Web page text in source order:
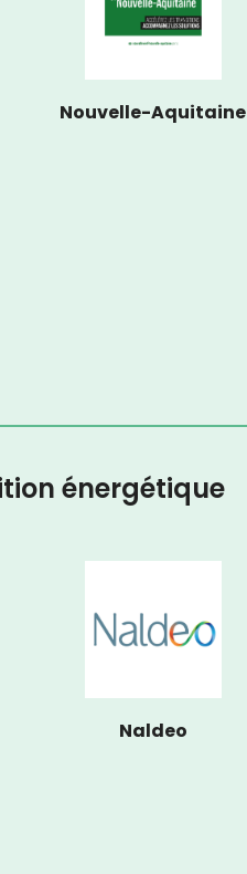
Nouvelle-Aquitaine
énergétique
Naldeo